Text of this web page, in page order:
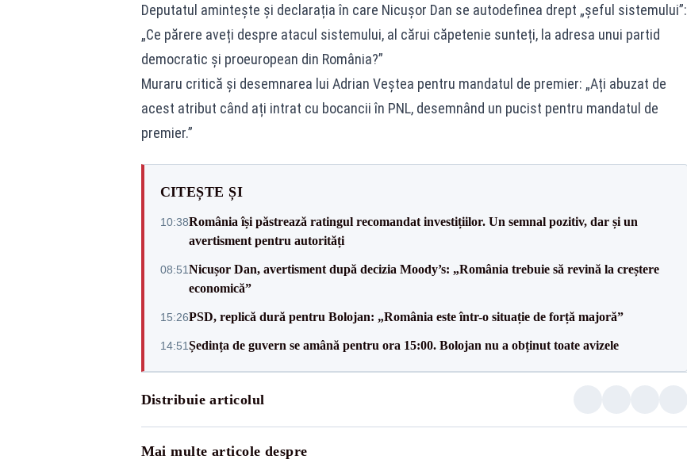
Deputatul amintește și declarația în care Nicușor Dan se autodefinea drept „șeful sistemului”:
„Ce părere aveți despre atacul sistemului, al cărui căpetenie sunteți, la adresa unui partid
democratic și proeuropean din România?”
Muraru critică și desemnarea lui Adrian Veștea pentru mandatul de premier: „Ați abuzat de
acest atribut când ați intrat cu bocancii în PNL, desemnând un pucist pentru mandatul de
premier.”
CITEȘTE ȘI
10:38România își păstrează ratingul recomandat investițiilor. Un semnal pozitiv, dar și un
avertisment pentru autorități
08:51Nicușor Dan, avertisment după decizia Moody’s: „România trebuie să revină la creștere
economică”
15:26PSD, replică dură pentru Bolojan: „România este într-o situație de forță majoră”
14:51Ședința de guvern se amână pentru ora 15:00. Bolojan nu a obținut toate avizele
Distribuie articolul
Mai multe articole despre